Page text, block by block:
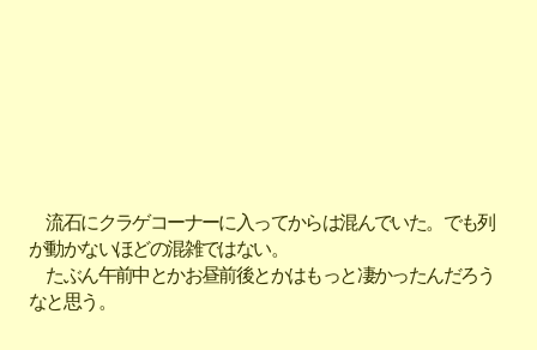
流石にクラゲコーナーに入ってからは混んでいた。でも列
が動かないほどの混雑ではない。
たぶん午前中とかお昼前後とかはもっと凄かったんだろう
なと思う。